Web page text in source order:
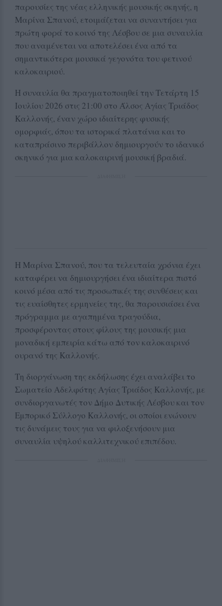
παρουσίες της νέας ελληνικής μουσικής σκηνής, η
Μαρίνα Σπανού, ετοιμάζεται να συναντήσει για
πρώτη φορά το κοινό της Λέσβου σε μια συναυλία
που αναμένεται να αποτελέσει ένα από τα
σημαντικότερα μουσικά γεγονότα του φετινού
καλοκαιριού.
Η συναυλία θα πραγματοποιηθεί την Τετάρτη 15
Ιουλίου 2026 στις 21:00 στο Άλσος Αγίας Τριάδος
Καλλονής, έναν χώρο ιδιαίτερης φυσικής
ομορφιάς, όπου τα ιστορικά πλατάνια και το
καταπράσινο περιβάλλον δημιουργούν το ιδανικό
σκηνικό για μια καλοκαιρινή μουσική βραδιά.
Η Μαρίνα Σπανού, που τα τελευταία χρόνια έχει
καταφέρει να δημιουργήσει ένα ιδιαίτερα πιστό
κοινό μέσα από τις προσωπικές της συνθέσεις και
τις ευαίσθητες ερμηνείες της, θα παρουσιάσει ένα
πρόγραμμα με αγαπημένα τραγούδια,
προσφέροντας στους φίλους της μουσικής μια
μοναδική εμπειρία κάτω από τον καλοκαιρινό
ουρανό της Καλλονής.
Τη διοργάνωση της εκδήλωσης έχει αναλάβει το
Σωματείο Αδελφότης Αγίας Τριάδος Καλλονής, με
συνδιοργανωτές τον Δήμο Δυτικής Λέσβου και τον
Εμπορικό Σύλλογο Καλλονής, οι οποίοι ενώνουν
τις δυνάμεις τους για να φιλοξενήσουν μια
συναυλία υψηλού καλλιτεχνικού επιπέδου.